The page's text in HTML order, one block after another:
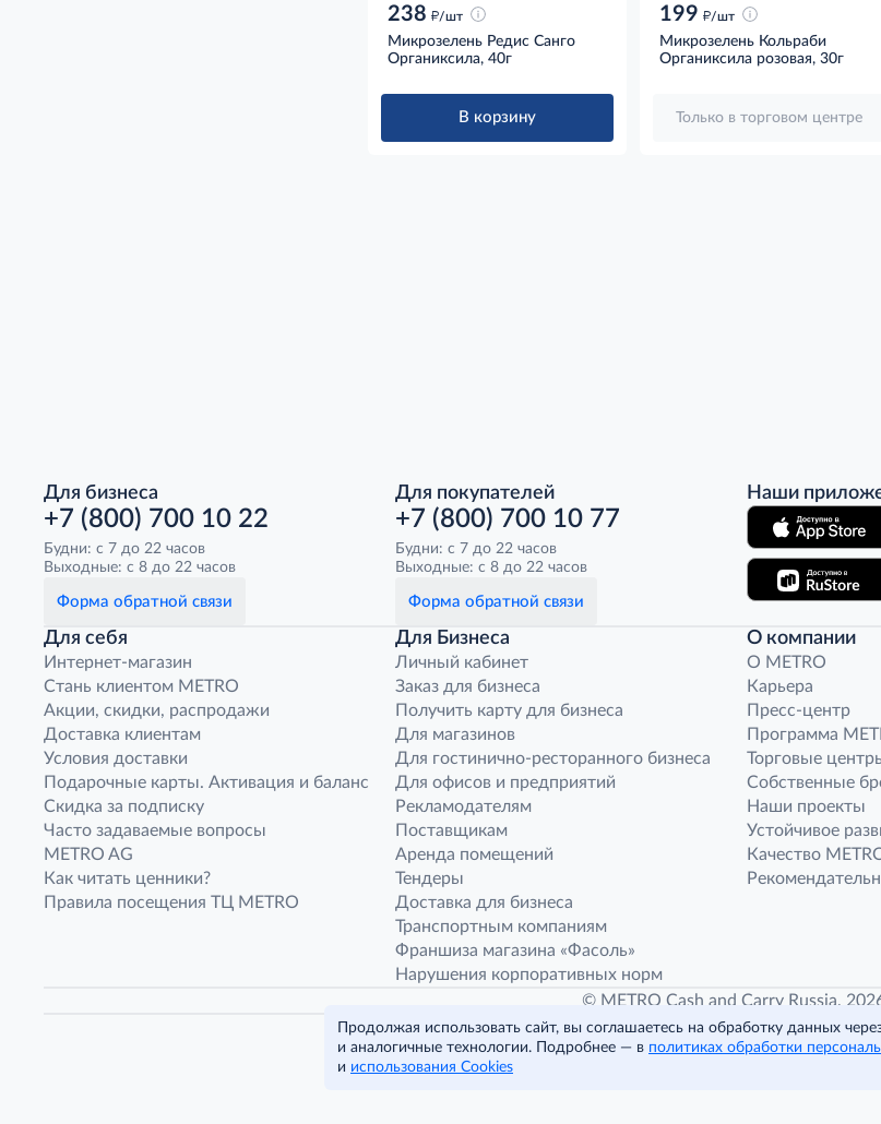
238 д/шт
Микрозелень Редис Санго
Органиксила, 40г
В корзину
199 д/шт
Микрозелень Кольраби
Органиксила розовая, 30г
Только в торговом центре
Для бизнеса
+7 (800) 700 10 22
Будни: с 7 до 22 часов
Выходные: с 8 до 22 часов
Форма обратной связи
Для покупателей
+7 (800) 700 10 77
Будни: с 7 до 22 часов
Выходные: с 8 до 22 часов
Форма обратной связи
Наши
Для себя
Интернет-магазин
Стань клиентом METRO
Акции, скидки, распродажи
Доставка клиентам
Условия доставки
Подарочные карты. Активация и баланс
Скидка за подписку
Часто задаваемые вопросы
METRO AG
Как читать ценники?
Правила посещения ТЦ METRO
Для Бизнеса
Личный кабинет
Заказ для бизнеса
Получить карту для бизнеса
Для магазинов
Для гостинично-ресторанного бизнеса
Для офисов и предприятий
Рекламодателям
Поставщикам
Аренда помещений
Тендеры
Доставка для бизнеса
Транспортным компаниям
Франшиза магазина «Фасоль»
Нарушения корпоративных норм
О компании
O METRO
Карьера
Пресс-центр
Программа
Торговые
Собственные
Наши проекты
Устойчивое
Качество
© METRO Cash and Carry Russia,
Читать полностью
Продолжая использовать сайт, вы соглашаетесь на обработку данных
и аналогичные технологии. Подробнее — в политиках обработки
и использования Cookies